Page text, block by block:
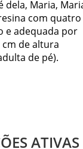
dela, Maria,
com quatro
e adequada por
cm de altura
de pé).
ATIVAS